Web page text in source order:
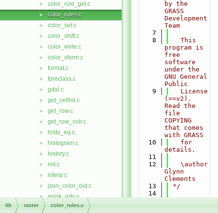
► color_rule_get.c
► color_rules.c
► color_set.c
► color_shift.c
► color_write.c
► color_xform.c
► format.c
► fpreclass.c
► gdal.c
► get_cellhd.c
► get_row.c
► get_row_colr.c
► histo_eq.c
► histogram.c
► history.c
► init.c
► interp.c
► json_color_out.c
► mask_info.c
► maskfd.c
by the
GRASS
Development
Team
    7
    8
   This
program is
free
software
under the
GNU General
Public
    9
   License
(>=v2).
Read the
file
COPYING
that comes
with GRASS
   10
   for
details.
   11
   12
   \author
Glynn
Clements
   13
*/
   14
lib raster color_rules.c